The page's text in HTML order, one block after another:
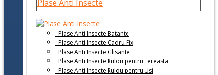
Plase Anti Insecte
Plase Anti Insecte Batante
Plase Anti Insecte Cadru Fix
Plase Anti Insecte Glisante
Plase Anti Insecte Rulou pentru Fereasta
Plase Anti Insecte Rulou pentru Usi